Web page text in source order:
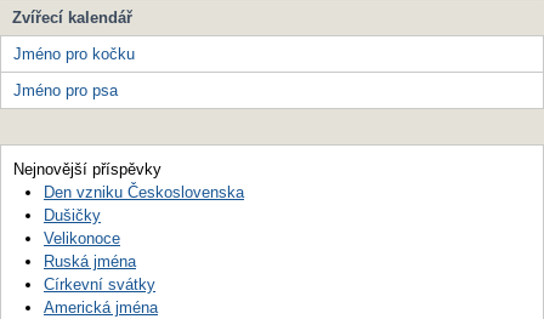
Zvířecí kalendář
Jméno pro kočku
Jméno pro psa
Nejnovější příspěvky
Den vzniku Československa
Dušičky
Velikonoce
Ruská jména
Církevní svátky
Americká jména